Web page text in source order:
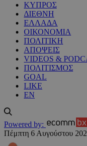
ΚΥΠΡΟΣ
ΔΙΕΘΝΗ
ΕΛΛΑΔΑ
ΟΙΚΟΝΟΜΙΑ
ΠΟΛΙΤΙΚΗ
ΑΠΟΨΕΙΣ
VIDEOS &
ΠΟΛΙΤΙΣΜΟΣ
GOAL
LIKE
EN
Powered by:
Πέμπτη 6 Αυγούστου